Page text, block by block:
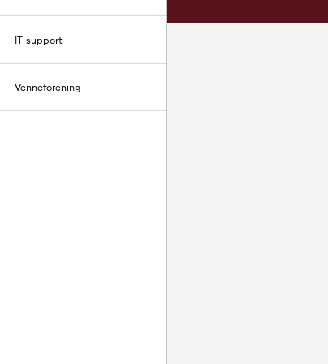
IT-support
Venneforening